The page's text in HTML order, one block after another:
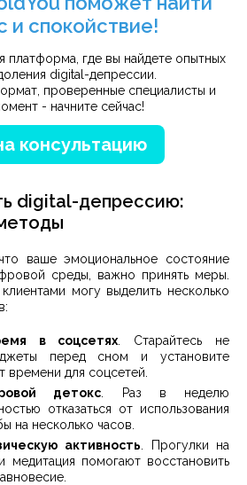
и спокойствие!
платформа, где вы найдете опытных
digital-депрессии.
проверенные специалисты и
- начните сейчас!
консультацию
digital-депрессию:
ваше эмоциональное состояние
среды, важно принять меры.
могу выделить несколько
в соцсетях . Старайтесь не
перед сном и установите
времени для соцсетей.
детокс . Раз в неделю
отказаться от использования
на несколько часов.
активность . Прогулки на
медитация помогают восстановить